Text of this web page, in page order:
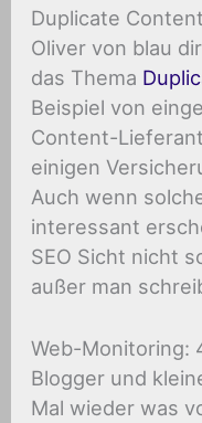
Duplicate Content
Oliver von blau
das Thema
Beispiel von
Content-
einigen
Auch wenn
interessant
SEO Sicht nicht
außer man
Web-Monitoring:
Blogger und
Mal wieder was